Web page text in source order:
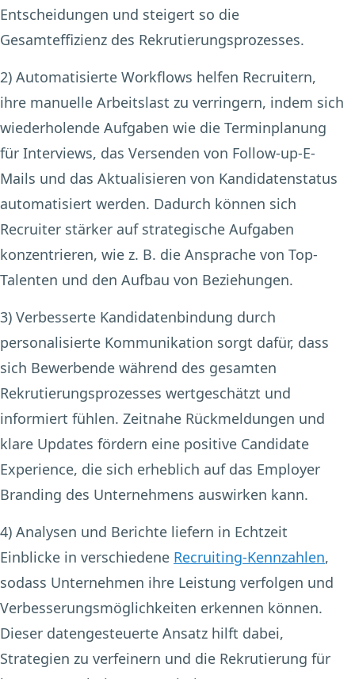
Entscheidungen und steigert so die
Gesamteffizienz des Rekrutierungsprozesses.
2) Automatisierte Workflows helfen Recruitern,
ihre manuelle Arbeitslast zu verringern, indem sich
wiederholende Aufgaben wie die Terminplanung
für Interviews, das Versenden von Follow-up-E-
Mails und das Aktualisieren von Kandidatenstatus
automatisiert werden. Dadurch können sich
Recruiter stärker auf strategische Aufgaben
konzentrieren, wie z. B. die Ansprache von Top-
Talenten und den Aufbau von Beziehungen.
3) Verbesserte Kandidatenbindung durch
personalisierte Kommunikation sorgt dafür, dass
sich Bewerbende während des gesamten
Rekrutierungsprozesses wertgeschätzt und
informiert fühlen. Zeitnahe Rückmeldungen und
klare Updates fördern eine positive Candidate
Experience, die sich erheblich auf das Employer
Branding des Unternehmens auswirken kann.
4) Analysen und Berichte liefern in Echtzeit
Einblicke in verschiedene Recruiting-Kennzahlen,
sodass Unternehmen ihre Leistung verfolgen und
Verbesserungsmöglichkeiten erkennen können.
Dieser datengesteuerte Ansatz hilft dabei,
Strategien zu verfeinern und die Rekrutierung für